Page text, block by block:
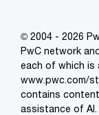
© 2004 - 2026
PwC network
each of which is
www.pwc.com/
contains
assistance of AI.